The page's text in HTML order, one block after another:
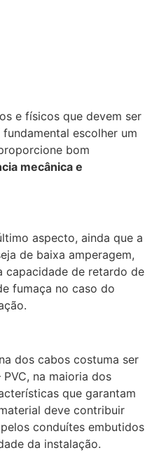
e físicos que devem ser
escolher um
bom
mecânica e
aspecto, ainda que a
de baixa amperagem,
capacidade de retardo de
fumaça no caso do
dos cabos costuma ser
na maioria dos
que garantam
deve contribuir
pelos conduítes embutidos
da instalação.